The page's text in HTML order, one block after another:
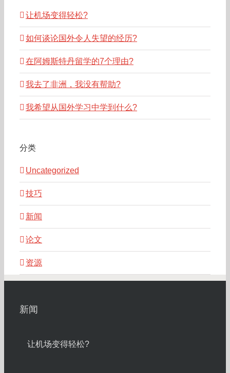
让机场变得轻松?
如何谈论国外令人失望的经历?
在阿姆斯特丹留学的7个理由?
我去了非洲，我没有帮助?
我希望从国外学习中学到什么?
分类
Uncategorized
技巧
新闻
论文
资源
新闻
让机场变得轻松?